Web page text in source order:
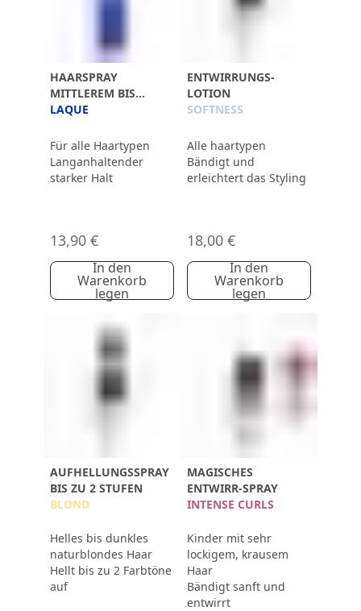
HAARSPRAY
MITTLEREM BIS
STARKEM HALT
LAQUE
Für alle Haartypen
Langanhaltender
starker Halt
13,90 €
In den
Warenkorb
legen
ENTWIRRUNGS-
LOTION
SOFTNESS
Alle haartypen
Bändigt und
erleichtert das Styling
18,00 €
In den
Warenkorb
legen
AUFHELLUNGSSPRAY
BIS ZU 2 STUFEN
BLOND
Helles bis dunkles
naturblondes Haar
Hellt bis zu 2 Farbtöne
auf
MAGISCHES
ENTWIRR-SPRAY
INTENSE CURLS
Kinder mit sehr
lockigem, krausem
Haar
Bändigt sanft und
entwirrt